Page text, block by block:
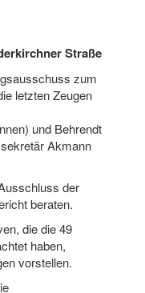
Straße
zum
letzten Zeugen
und Behrendt
Akmann
der
beraten.
die die 49
haben,
vorstellen.